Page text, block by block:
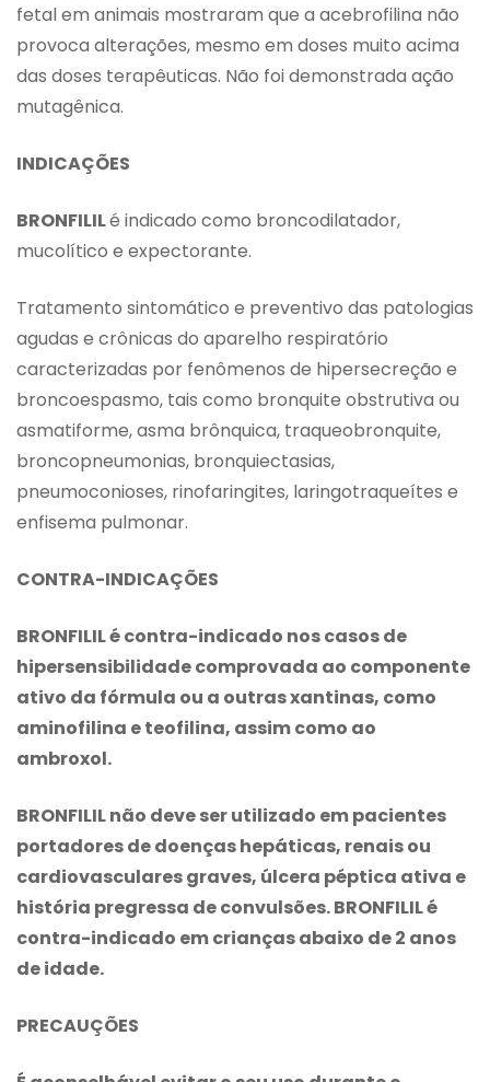
fetal em animais mostraram que a acebrofilina não
provoca alterações, mesmo em doses muito acima
das doses terapêuticas. Não foi demonstrada ação
mutagênica.
INDICAÇÕES
BRONFILILé indicado como broncodilatador,
mucolítico e expectorante.
Tratamento sintomático e preventivo das patologias
agudas e crônicas do aparelho respiratório
caracterizadas por fenômenos de hipersecreção e
broncoespasmo, tais como bronquite obstrutiva ou
asmatiforme, asma brônquica, traqueobronquite,
broncopneumonias, bronquiectasias,
pneumoconioses, rinofaringites, laringotraqueítes e
enfisema pulmonar.
CONTRA-INDICAÇÕES
BRONFILIL é contra-indicado nos casos de
hipersensibilidade comprovada ao componente
ativo da fórmula ou a outras xantinas, como
aminofilina e teofilina, assim como ao
ambroxol.
BRONFILIL não deve ser utilizado em pacientes
portadores de doenças hepáticas, renais ou
cardiovasculares graves, úlcera péptica ativa e
história pregressa de convulsões. BRONFILIL é
contra-indicado em crianças abaixo de 2 anos
de idade.
PRECAUÇÕES